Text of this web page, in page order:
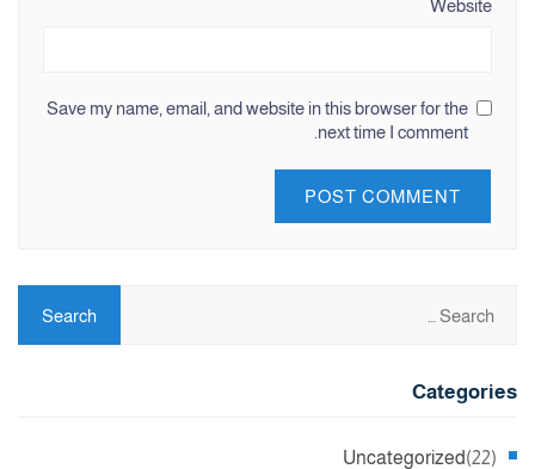
Website
Save my name, email, and website in this browser for the
next time I comment.
Categories
Uncategorized (22)